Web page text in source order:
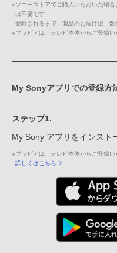
※ソニーストアでご購入いただいた場
は不要です
登録されるまで、製品のお届け後、
※ブラビアは、テレビ本体からご登録い
My Sonyアプリでの登録方
ステップ1.
My Sony アプリをインスト
※ブラビアは、テレビ本体からご登録い
詳しくはこちら